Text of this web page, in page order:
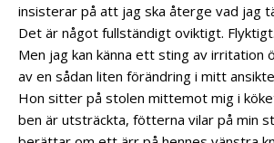
insisterar på att jag ska återge vad jag
Det är något fullständigt oviktigt. Flyktigt.
Men jag kan känna ett sting av irritation
av en sådan liten förändring i mitt
Hon sitter på stolen mittemot mig i
ben är utsträckta, fötterna vilar på min